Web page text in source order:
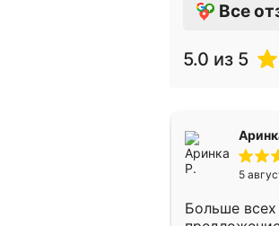
Все
5.0 из 5
5
Больше